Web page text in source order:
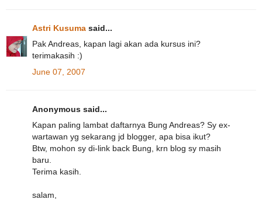
Astri Kusuma said...
Pak Andreas, kapan lagi akan ada kursus ini?
terimakasih :)
June 07, 2007
Anonymous said...
Kapan paling lambat daftarnya Bung Andreas? Sy ex-
wartawan yg sekarang jd blogger, apa bisa ikut?
Btw, mohon sy di-link back Bung, krn blog sy masih
baru.
Terima kasih.
salam,